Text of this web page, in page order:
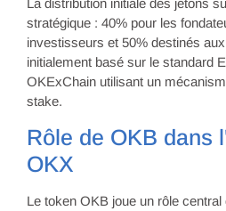
stratégique : 40% pour les
investisseurs et 50% destinés
initialement basé sur le standard
OKExChain utilisant un
stake.
Rôle de OKB dans
OKX
Le token OKB joue un rôle